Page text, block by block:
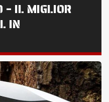
– IL MIGLIOR
IN